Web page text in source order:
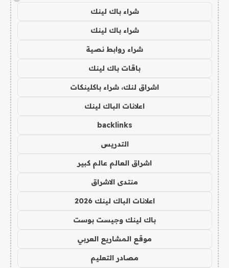
شراء باك لينك
شراء باك لينك
شراء روابط نصية
باقات باك لينك
اشراق لنك، شراء باكلينكات
اعلانات الباك لينك
backlinks
التدريس
اشراق العالم عالم كبير
منتدى الاشراق
اعلانات الباك لينك 2026
باك لينك وجيست بوست
موقع المشاريع العربي
مصادر التعليم